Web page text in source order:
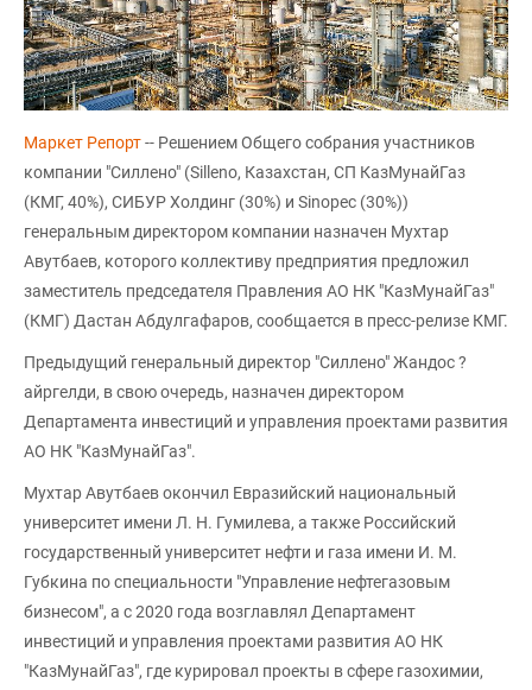
Маркет Репорт-- Решением Общего собрания участников
компании "Силлено" (Silleno, Казахстан, СП КазМунайГаз
(КМГ, 40%), СИБУР Холдинг (30%) и Sinopec (30%))
генеральным директором компании назначен Мухтар
Авутбаев, которого коллективу предприятия предложил
заместитель председателя Правления АО НК "КазМунайГаз"
(КМГ) Дастан Абдулгафаров, сообщается в пресс-релизе КМГ.
Предыдущий генеральный директор "Силлено" Жандос ?
айргелди, в свою очередь, назначен директором
Департамента инвестиций и управления проектами развития
АО НК "КазМунайГаз".
Мухтар Авутбаев окончил Евразийский национальный
университет имени Л. Н. Гумилева, а также Российский
государственный университет нефти и газа имени И. М.
Губкина по специальности "Управление нефтегазовым
бизнесом", а с 2020 года возглавлял Департамент
инвестиций и управления проектами развития АО НК
"КазМунайГаз", где курировал проекты в сфере газохимии,